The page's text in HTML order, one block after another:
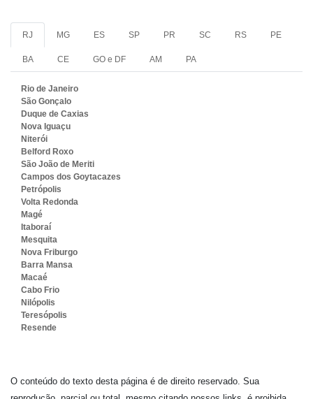
RJ MG ES SP PR SC RS PE
BA CE GO e DF AM PA
Rio de Janeiro
São Gonçalo
Duque de Caxias
Nova Iguaçu
Niterói
Belford Roxo
São João de Meriti
Campos dos Goytacazes
Petrópolis
Volta Redonda
Magé
Itaboraí
Mesquita
Nova Friburgo
Barra Mansa
Macaé
Cabo Frio
Nilópolis
Teresópolis
Resende
O conteúdo do texto desta página é de direito reservado. Sua